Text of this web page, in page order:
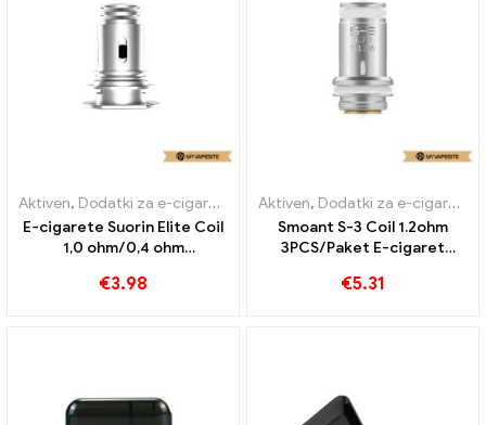
Aktiven, Dodatki za e-cigarete
Uparjalnik
E-cigarete Suorin Elite Coil
1,0 ohm/0,4 ohm
€3.98
Aktiven, Dodatki za e-cigarete
Smoant S-3 Coil 1.2ohm
3PCS/Paket E-cigaret
€5.31